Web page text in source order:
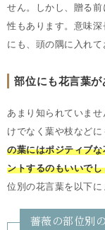
せん。しかし、贈る
性もあります。意味
にも、頭の隅に入れて
部位にも花言葉が
あまり知られていま
けでなく葉や枝など
の葉にはポジティブ
ントするのもいいでし
位別の花言葉を以下に
薔薇の部位別